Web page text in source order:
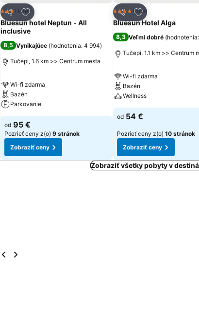
Zdieľať
Pridať do obľúbených
3 Počet hviezdičiek
Hotel
Bluesun hotel Neptun - All
inclusive
8,5 Vynikajúce (hodnotenia: 4 994)
Tučepi, 1.6 km >> Centrum mesta
Wi-fi zdarma
Bazén
Parkovanie
od 95 €
Pozrieť ceny z(o) 9 stránok
Zobraziť ceny
Zdieľať
Pridať do
4 Počet hviezdičiek
Hotel
Bluesun Hotel Alga
8,3 Veľmi dobré (
Tučepi, 1.1 km >> Centrum
Wi-fi zdarma
Bazén
Wellness
od 54 €
Pozrieť ceny z(o) 10 stránok
Zobraziť ceny
Zobraziť všetky pobyty v